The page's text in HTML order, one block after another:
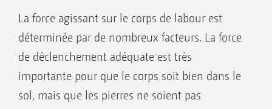
La force agissant sur le corps de labour est
déterminée par de nombreux facteurs. La force
de déclenchement adéquate est très
importante pour que le corps soit bien dans le
sol, mais que les pierres ne soient pas